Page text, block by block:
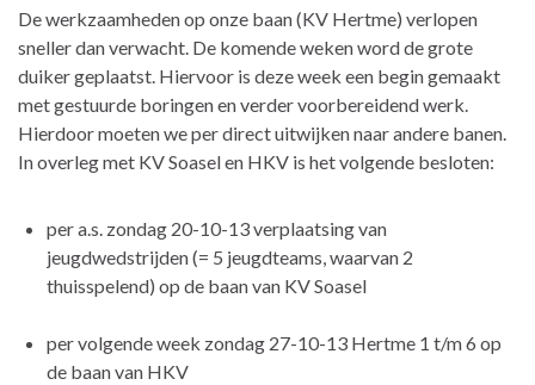
De werkzaamheden op onze baan (KV Hertme) verlopen
sneller dan verwacht. De komende weken word de grote
duiker geplaatst. Hiervoor is deze week een begin gemaakt
met gestuurde boringen en verder voorbereidend werk.
Hierdoor moeten we per direct uitwijken naar andere banen.
In overleg met KV Soasel en HKV is het volgende besloten:
per a.s. zondag 20-10-13 verplaatsing van
jeugdwedstrijden (= 5 jeugdteams, waarvan 2
thuisspelend) op de baan van KV Soasel
per volgende week zondag 27-10-13 Hertme 1 t/m 6 op
de baan van HKV